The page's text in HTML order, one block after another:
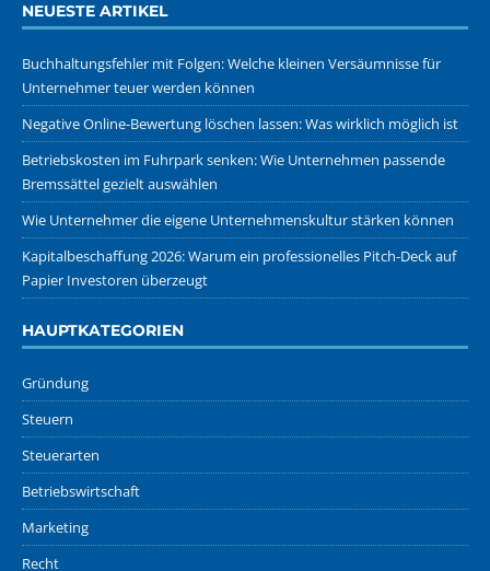
NEUESTE ARTIKEL
Buchhaltungsfehler mit Folgen: Welche kleinen Versäumnisse für
Unternehmer teuer werden können
Negative Online-Bewertung löschen lassen: Was wirklich möglich ist
Betriebskosten im Fuhrpark senken: Wie Unternehmen passende
Bremssättel gezielt auswählen
Wie Unternehmer die eigene Unternehmenskultur stärken können
Kapitalbeschaffung 2026: Warum ein professionelles Pitch-Deck auf
Papier Investoren überzeugt
HAUPTKATEGORIEN
Gründung
Steuern
Steuerarten
Betriebswirtschaft
Marketing
Recht